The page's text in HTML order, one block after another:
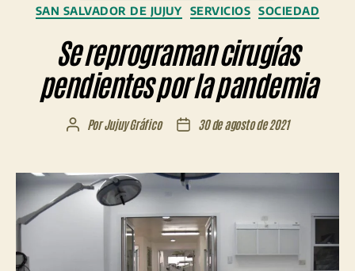
SAN SALVADOR DE JUJUY
SERVICIOS SOCIEDAD
Se reprograman cirugías
pendientes por la pandemia
Autor
entrada
PorJujuy Gráfico
Fecha
entrada
30 de agosto de 2021